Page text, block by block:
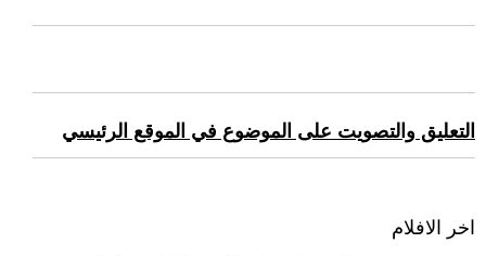
التعليق والتصويت على الموضوع في الموقع الرئيسي
اخر الافلام